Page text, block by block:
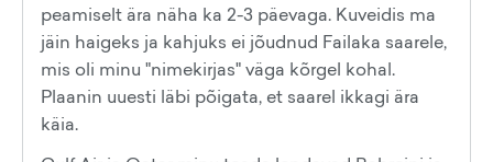
peamiselt ära näha ka 2-3 päevaga. Kuveidis ma
jäin haigeks ja kahjuks ei jõudnud Failaka saarele,
mis oli minu "nimekirjas" väga kõrgel kohal.
Plaanin uuesti läbi põigata, et saarel ikkagi ära
käia.